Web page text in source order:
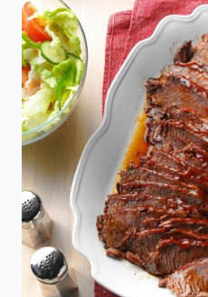
Agridulce